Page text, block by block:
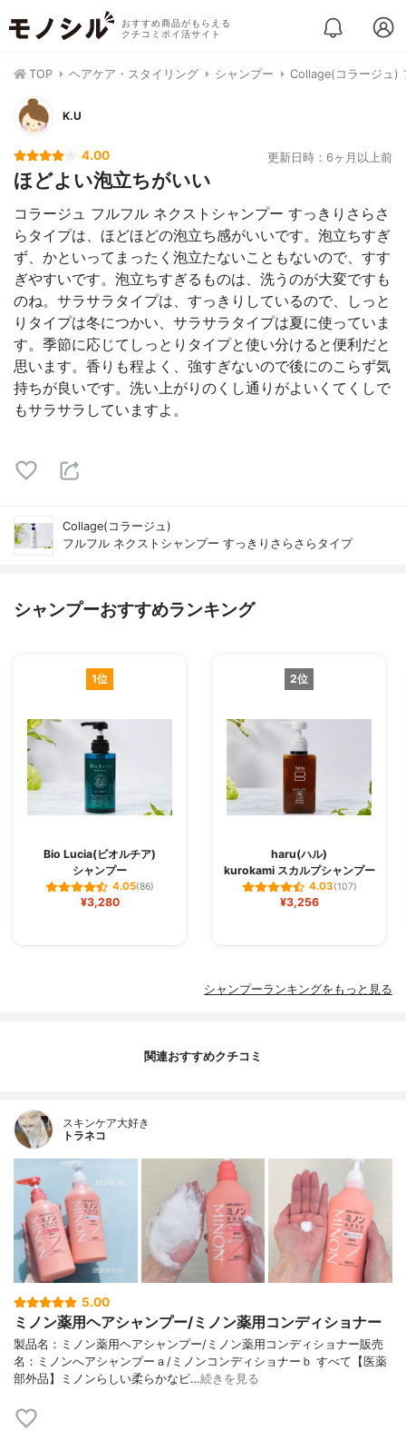
おすすめ商品がもらえる
クチコミポイ活サイト
TOP ヘアケア・スタイリング シャンプー Collage(コラージュ)
K.U
4.00 更新日時：6ヶ月以上前
ほどよい泡立ちがいい
コラージュ フルフル ネクストシャンプー すっきりさらさ
らタイプは、ほどほどの泡立ち感がいいです。泡立ちすぎ
ず、かといってまったく泡立たないこともないので、すす
ぎやすいです。泡立ちすぎるものは、洗うのが大変ですも
のね。サラサラタイプは、すっきりしているので、しっと
りタイプは冬につかい、サラサラタイプは夏に使っていま
す。季節に応じてしっとりタイプと使い分けると便利だと
思います。香りも程よく、強すぎないので後にのこらず気
持ちが良いです。洗い上がりのくし通りがよいくてくしで
もサラサラしていますよ。
Collage(コラージュ)
フルフル ネクストシャンプー すっきりさらさらタイプ
シャンプーおすすめランキング
1位
Bio Lucia(ビオルチア)
シャンプー
4.05(86)
¥3,280
2位
haru(ハル)
kurokami スカルプシャンプー
4.03(107)
¥3,256
シャンプーランキングをもっと見る
関連おすすめクチコミ
スキンケア大好き
トラネコ
5.00
ミノン薬用ヘアシャンプー/ミノン薬用コンディショナー
製品名：ミノン薬用ヘアシャンプー/ミノン薬用コンディショナー販売
名：ミノンへアシャンプーａ/ミノンコンディショナーｂ すべて【医薬
部外品】ミノンらしい柔らかなピ…続きを見る